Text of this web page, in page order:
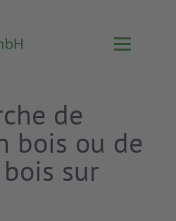
de
bois ou de
sur